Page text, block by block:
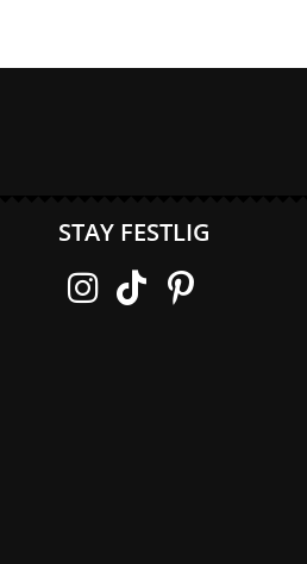
STAY FESTLIG